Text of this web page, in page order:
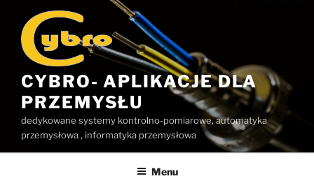
treści
CYBRO- APLIKACJE DLA
PRZEMYSŁU
dedykowane systemy kontrolno-pomiarowe, automatyka
przemysłowa , informatyka przemysłowa
Menu